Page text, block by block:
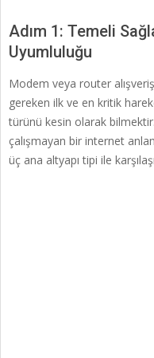
Adım 1: Temeli
Uyumluluğu
Modem veya router
gereken ilk ve en kritik
türünü kesin olarak
çalışmayan bir internet
üç ana altyapı tipi ile